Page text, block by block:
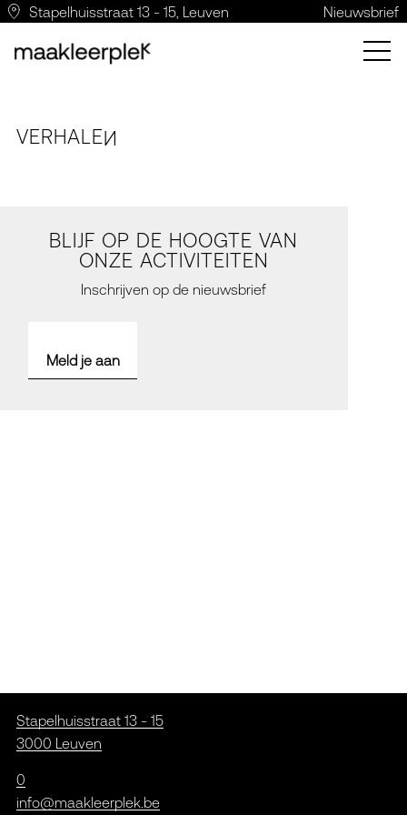
Stapelhuisstraat 13 - 15, Leuven Nieuwsbrief
VERHALEN
BLIJF OP DE HOOGTE VAN
ONZE ACTIVITEITEN
Inschrijven op de nieuwsbrief
Meld je aan
Stapelhuisstraat 13 - 15
3000 Leuven
0
info@maakleerplek.be